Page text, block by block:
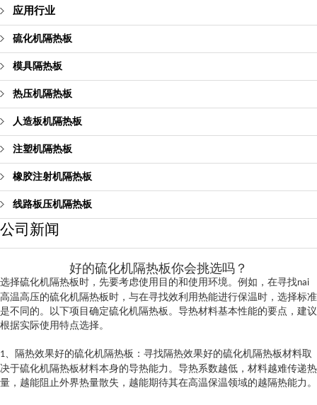
应用行业
硫化机隔热板
模具隔热板
热压机隔热板
人造板机隔热板
注塑机隔热板
橡胶注射机隔热板
线路板压机隔热板
公司新闻
好的硫化机隔热板你会挑选吗？
选择硫化机隔热板时，先要考虑使用目的和使用环境。例如，在寻找nai
高温高压的硫化机隔热板时，与在寻找效利用热能进行保温时，选择标准
是不同的。以下项目确定硫化机隔热板。导热材料基本性能的要点，建议
根据实际使用特点选择。
1、隔热效果好的硫化机隔热板：寻找隔热效果好的硫化机隔热板材料取
决于硫化机隔热板材料本身的导热能力。导热系数越低，材料越难传递热
量，越能阻止外界热量散失，越能期待其在高温保温领域的越隔热能力。